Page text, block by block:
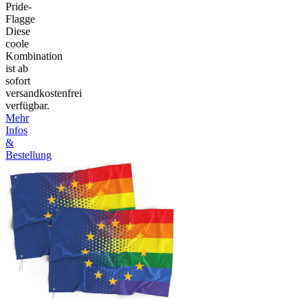
Pride-
Flagge
Diese
coole
Kombination
ist ab
sofort
versandkostenfrei
verfügbar.
Mehr
Infos
&
Bestellung